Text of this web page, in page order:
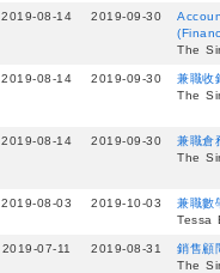
2019-08-14 2019-09-30
The
2019-08-14 2019-09-30
兼職收
The
2019-08-14 2019-09-30
兼職倉
The
2019-08-03 2019-10-03
兼職數
Tessa
2019-07-11 2019-08-31
銷售顧
The